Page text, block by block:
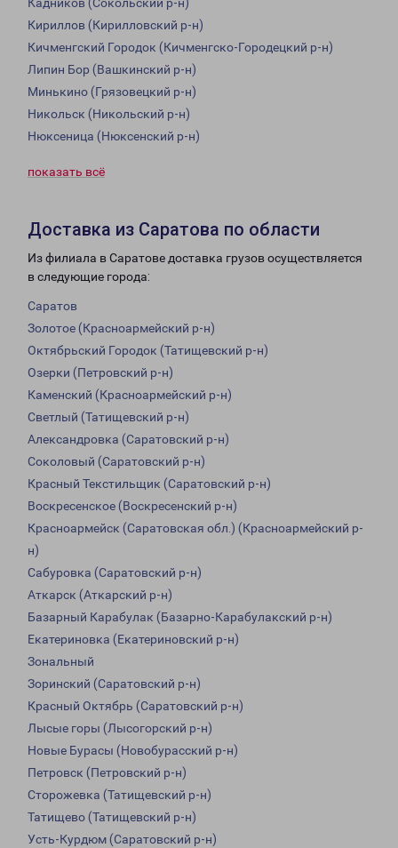
Кадников (Сокольский р-н)
Кириллов (Кирилловский р-н)
Кичменгский Городок (Кичменгско-Городецкий р-н)
Липин Бор (Вашкинский р-н)
Минькино (Грязовецкий р-н)
Никольск (Никольский р-н)
Нюксеница (Нюксенский р-н)
показать всё
Доставка из Саратова по области
Из филиала в Саратове доставка грузов осуществляется
в следующие города:
Саратов
Золотое (Красноармейский р-н)
Октябрьский Городок (Татищевский р-н)
Озерки (Петровский р-н)
Каменский (Красноармейский р-н)
Светлый (Татищевский р-н)
Александровка (Саратовский р-н)
Соколовый (Саратовский р-н)
Красный Текстильщик (Саратовский р-н)
Воскресенское (Воскресенский р-н)
Красноармейск (Саратовская обл.) (Красноармейский р-
н)
Сабуровка (Саратовский р-н)
Аткарск (Аткарский р-н)
Базарный Карабулак (Базарно-Карабулакский р-н)
Екатериновка (Екатериновский р-н)
Зональный
Зоринский (Саратовский р-н)
Красный Октябрь (Саратовский р-н)
Лысые горы (Лысогорский р-н)
Новые Бурасы (Новобурасский р-н)
Петровск (Петровский р-н)
Сторожевка (Татищевский р-н)
Татищево (Татищевский р-н)
Усть-Курдюм (Саратовский р-н)